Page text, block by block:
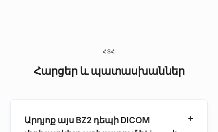
ՀՏՀ
Հարցեր և պատասխաններ
Արդյոք այս BZ2 դեպի DICOM